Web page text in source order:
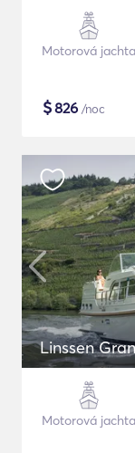
Motorová jachta
$826 /noc
Linssen
Motorová jachta